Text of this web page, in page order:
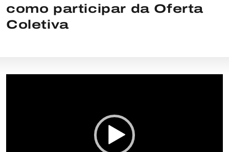
como participar da Oferta
Coletiva